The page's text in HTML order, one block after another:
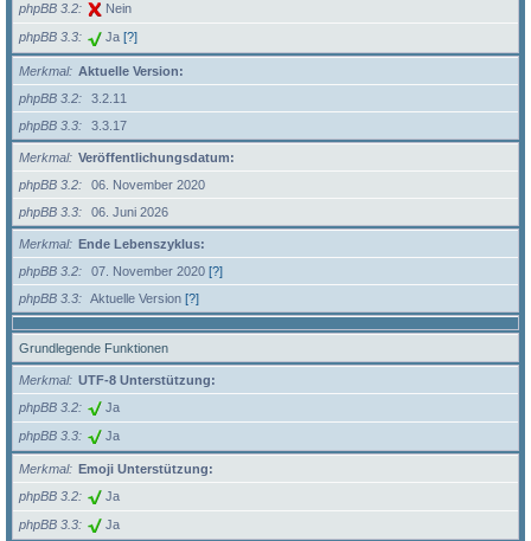
phpBB 3.2
Nein
phpBB 3.3 Ja [?]
Merkmal
Aktuelle Version:
phpBB 3.2
3.2.11
phpBB 3.3
3.3.17
Merkmal
Veröffentlichungsdatum:
phpBB 3.2
06. November 2020
phpBB 3.3
06. Juni 2026
Merkmal
Ende Lebenszyklus:
phpBB 3.2
07. November 2020 [?]
phpBB 3.3
Aktuelle Version [?]
Grundlegende Funktionen
Merkmal
UTF-8 Unterstützung:
phpBB 3.2
Ja
phpBB 3.3 Ja
Merkmal
Emoji Unterstützung:
phpBB 3.2
Ja
phpBB 3.3 Ja